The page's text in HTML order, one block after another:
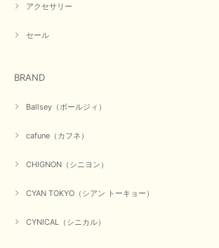
良いお買い物が出来ました。 商品も良い物で購入して
この度は数多くあるお店の中から当店でお声
のお客様に喜んでいただく、それが理想なの
くださいませ。 ありがとうございました。
2026/01/04
アクセサリー
セール
BRAND
Ballsey（ボールジィ）
cafune（カフネ）
CHIGNON（シニヨン）
CYAN TOKYO（シアン トーキョー）
CYNICAL（シニカル）